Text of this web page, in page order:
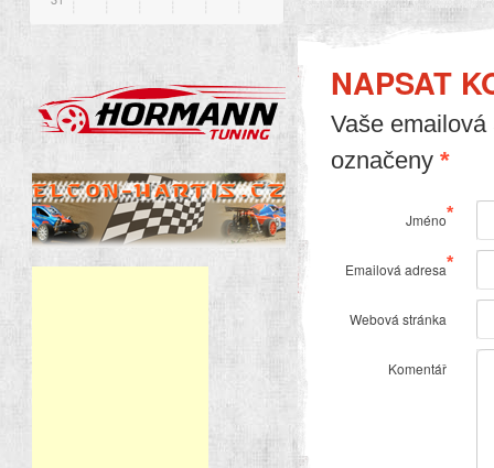
NAPSAT
Vaše
označeny *
Jméno*
Emailová adresa*
Webová stránka
Komentář